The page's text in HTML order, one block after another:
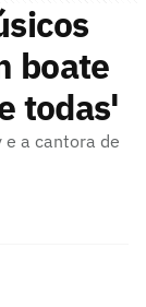
boate
todas'
e a cantora de